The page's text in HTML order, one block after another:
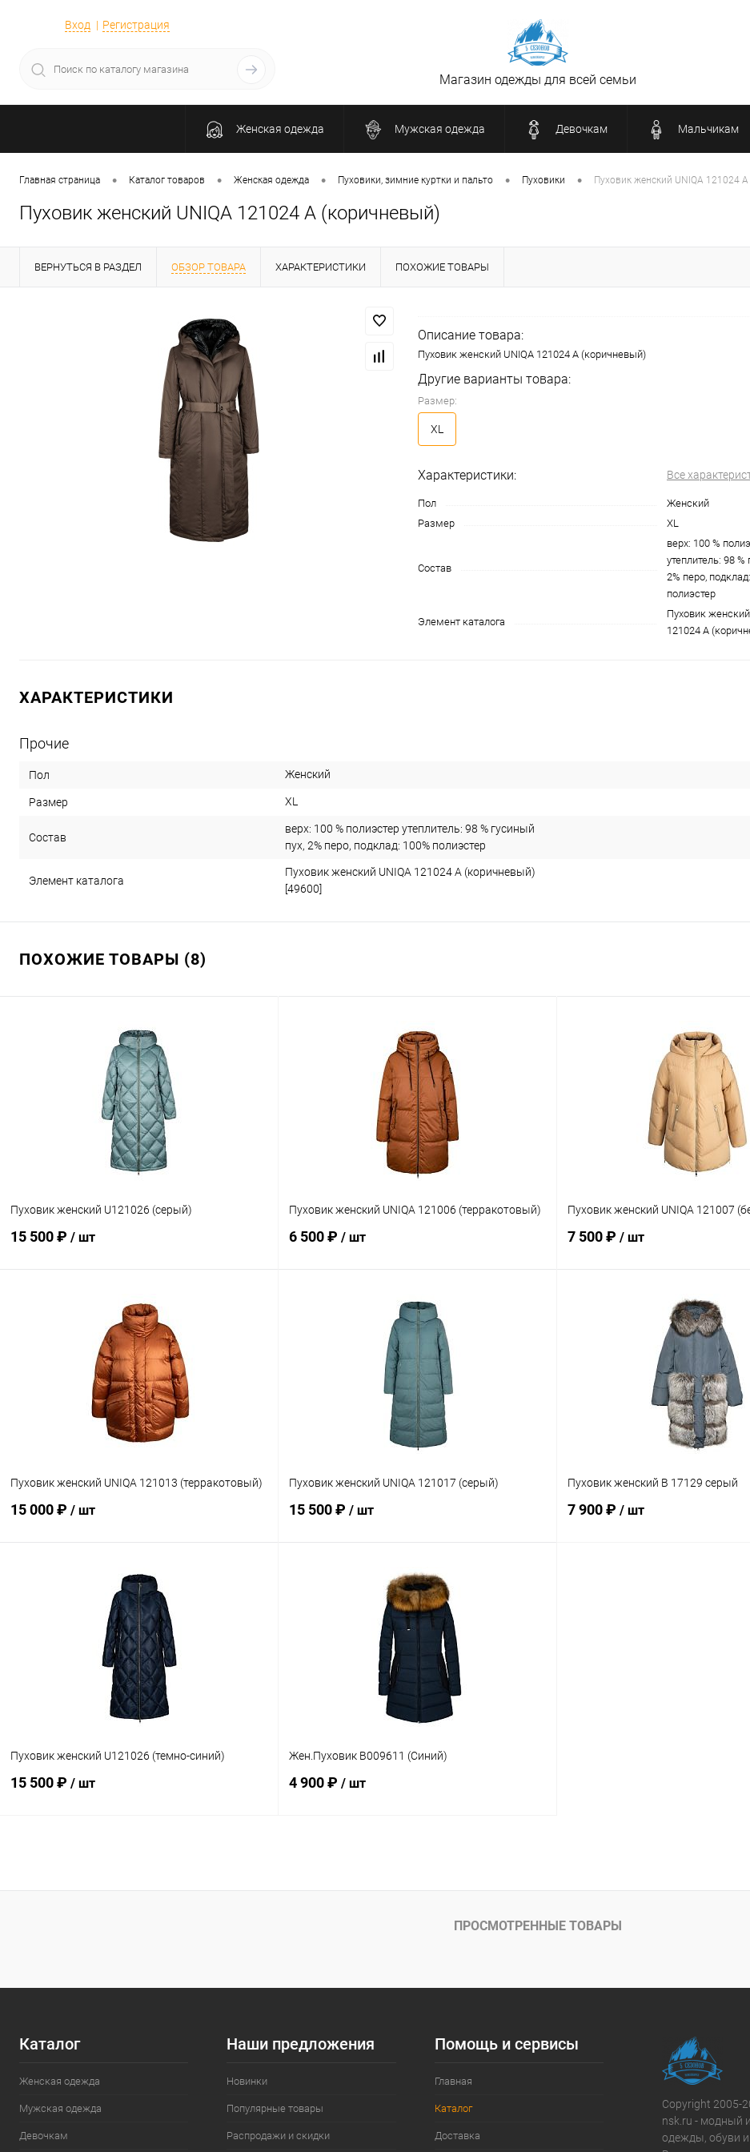
Вход Регистрация
Магазин одежды для всей семьи
Женская одежда Мужская одежда Девочкам Мальчикам
Главная страница • Каталог товаров • Женская одежда • Пуховики, зимние куртки и пальто • Пуховики • Пуховик женский UNIQA 121024
Пуховик женский UNIQA 121024 А (коричневый)
ВЕРНУТЬСЯ В РАЗДЕЛ ОБЗОР ТОВАРА ХАРАКТЕРИСТИКИ ПОХОЖИЕ ТОВАРЫ
Описание товара:
Пуховик женский UNIQA 121024 А (коричневый)
Другие варианты товара:
Размер:
XL
Характеристики: Все
Пол
Женский
Размер
XL
Состав
верх: 100 %
утеплитель: 98 %
2% перо,
полиэстер
Элемент каталога
Пуховик
121024 А
ХАРАКТЕРИСТИКИ
Прочие
Пол Женский
Размер XL
Состав
верх: 100 % полиэстер утеплитель: 98 % гусиный
пух, 2% перо, подклад: 100% полиэстер
Элемент каталога
Пуховик женский UNIQA 121024 А (коричневый)
[49600]
ПОХОЖИЕ ТОВАРЫ (8)
Пуховик женский U121026 (серый)
15 500 ₽ / шт
В корзину
В наличии
Пуховик женский UNIQA 121006 (терракотовый)
6 500 ₽ / шт
В корзину
В наличии
Пуховик женский UNIQA 121007
7 500 ₽ / шт
В корзину
В
Пуховик женский UNIQA 121013 (терракотовый)
15 000 ₽ / шт
Пуховик женский UNIQA 121017 (серый)
15 500 ₽ / шт
В корзину
В наличии
Пуховик женский B 17129 серый
7 900 ₽ / шт
Пуховик женский U121026 (темно-синий)
15 500 ₽ / шт
Сравнение
Жен.Пуховик В009611 (Синий)
4 900 ₽ / шт
Сравнение
ПРОСМОТРЕННЫЕ ТОВАРЫ
Каталог
Женская одежда
Мужская одежда
Девочкам
Наши предложения
Новинки
Популярные товары
Распродажи и скидки
Помощь и сервисы
Главная
Каталог
Доставка
Copyright 2005-
nsk.ru - модный
одежды, обуви и